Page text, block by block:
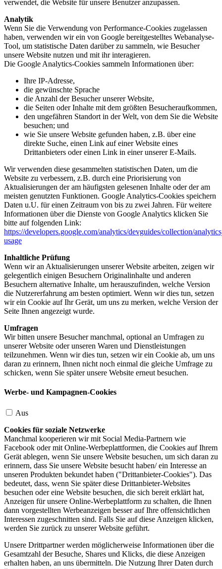
verwendet, die Website für unsere Benutzer anzupassen.
Analytik
Wenn Sie die Verwendung von Performance-Cookies zugelassen
haben, verwenden wir ein von Google bereitgestelltes Webanalyse-
Tool, um statistische Daten darüber zu sammeln, wie Besucher
unsere Website nutzen und mit ihr interagieren.
Die Google Analytics-Cookies sammeln Informationen über:
Ihre IP-Adresse,
die gewünschte Sprache
die Anzahl der Besucher unserer Website,
die Seiten oder Inhalte mit dem größten Besucheraufkommen,
den ungefähren Standort in der Welt, von dem Sie die Website
besuchen; und
wie Sie unsere Website gefunden haben, z.B. über eine
direkte Suche, einen Link auf einer Website eines
Drittanbieters oder einen Link in einer unserer E-Mails.
Wir verwenden diese gesammelten statistischen Daten, um die
Website zu verbessern, z.B. durch eine Priorisierung von
Aktualisierungen der am häufigsten gelesenen Inhalte oder der am
meisten genutzten Funktionen. Google Analytics-Cookies speichern
Daten u.U. für einen Zeitraum von bis zu zwei Jahren. Für weitere
Informationen über die Dienste von Google Analytics klicken Sie
bitte auf folgenden Link:
https://developers.google.com/analytics/devguides/collection/
usage
Inhaltliche Prüfung
Wenn wir an Aktualisierungen unserer Website arbeiten, zeigen wir
gelegentlich einigen Besuchern Originalinhalte und anderen
Besuchern alternative Inhalte, um herauszufinden, welche Version
die Nutzererfahrung am besten optimiert. Wenn wir dies tun, setzen
wir ein Cookie auf Ihr Gerät, um uns zu merken, welche Version der
Seite Ihnen angezeigt wurde.
Umfragen
Wir bitten unsere Besucher manchmal, optional an Umfragen zu
unserer Website oder unseren Waren und Dienstleistungen
teilzunehmen. Wenn wir dies tun, setzen wir ein Cookie ab, um uns
daran zu erinnern, Ihnen nicht noch einmal die gleiche Umfrage zu
schicken, wenn Sie später unsere Website erneut besuchen.
Werbe- und Kampagnen-Cookies
Aus
Cookies für soziale Netzwerke
Manchmal kooperieren wir mit Social Media-Partnern wie
Facebook oder mit Online-Werbeplattformen, die Cookies auf Ihrem
Gerät ablegen, wenn Sie unsere Website besuchen, um sich daran zu
erinnern, dass Sie unsere Website besucht haben/ ein Interesse an
unseren Produkten bekundet haben ("Drittanbieter-Cookies"). Das
bedeutet, dass, wenn Sie später diese Drittanbieter-Websites
besuchen oder eine Website besuchen, die sich bereit erklärt hat,
Anzeigen für unsere Online-Werbeplattform zu schalten, die Ihnen
dann vorgestellten Werbeanzeigen besser auf Ihre offensichtlichen
Interessen zugeschnitten sind. Falls Sie auf diese Anzeigen klicken,
werden Sie zurück zu unserer Website geführt.
Unsere Drittpartner werden möglicherweise Informationen über die
Gesamtzahl der Besuche, Shares und Klicks, die diese Anzeigen
erhalten haben, an uns übermitteln. Die Nutzung Ihrer Daten durch